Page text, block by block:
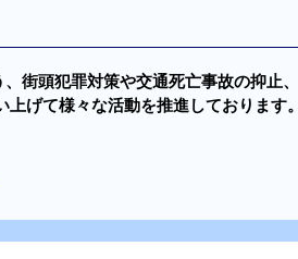
街頭犯罪対策や交通死亡事故の抑止、
げて様々な活動を推進しております